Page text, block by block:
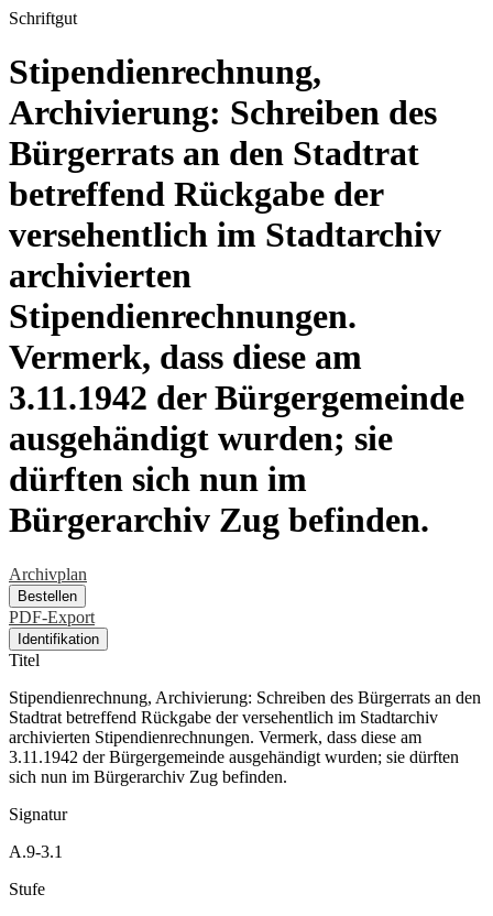
Schriftgut
Stipendienrechnung,
Archivierung: Schreiben des
Bürgerrats an den Stadtrat
betreffend Rückgabe der
versehentlich im Stadtarchiv
archivierten
Stipendienrechnungen.
Vermerk, dass diese am
3.11.1942 der Bürgergemeinde
ausgehändigt wurden; sie
dürften sich nun im
Bürgerarchiv Zug befinden.
Archivplan
Bestellen
PDF-Export
Identifikation
Titel
Stipendienrechnung, Archivierung: Schreiben des Bürgerrats an den
Stadtrat betreffend Rückgabe der versehentlich im Stadtarchiv
archivierten Stipendienrechnungen. Vermerk, dass diese am
3.11.1942 der Bürgergemeinde ausgehändigt wurden; sie dürften
sich nun im Bürgerarchiv Zug befinden.
Signatur
A.9-3.1
Stufe